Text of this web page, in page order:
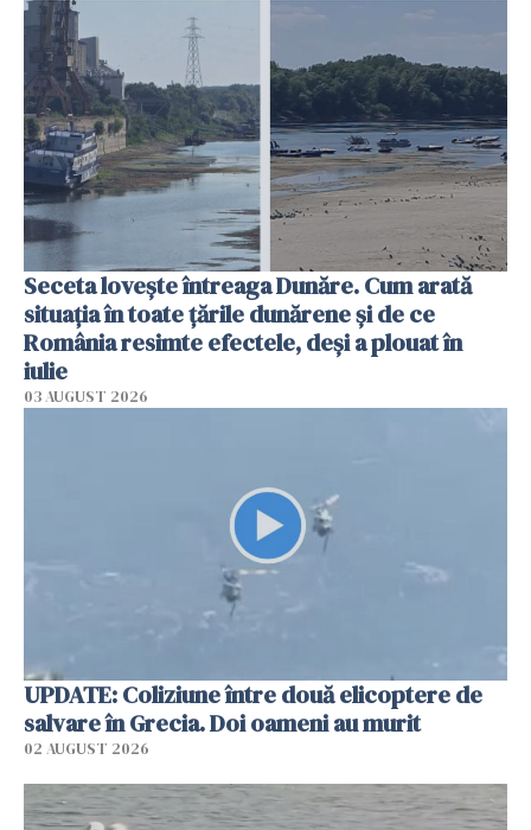
Seceta lovește întreaga Dunăre. Cum arată
situația în toate țările dunărene și de ce
România resimte efectele, deși a plouat în
iulie
03 AUGUST 2026
UPDATE: Coliziune între două elicoptere de
salvare în Grecia. Doi oameni au murit
02 AUGUST 2026